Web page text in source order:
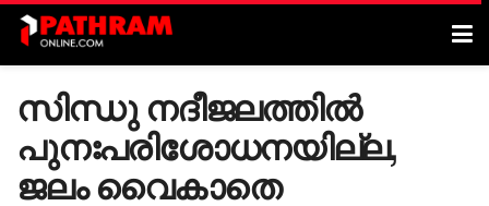
സിന്ധു നദീജലത്തിൽ
പുനഃപരിശോധനയില്ല,
ജലം വൈകാതെ